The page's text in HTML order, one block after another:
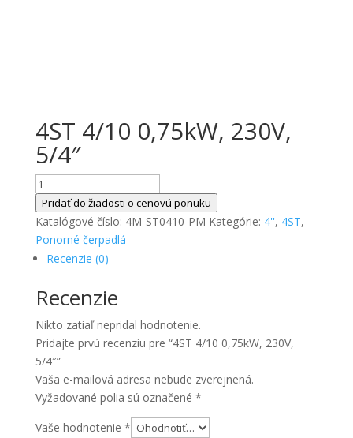
4ST 4/10 0,75kW, 230V,
5/4″
množstvo
4ST
4/10
0,75kW,
230V,
Pridať do žiadosti o cenovú ponuku
Katalógové číslo: 4M-ST0410-PM Kategórie: 4'', 4ST,
Ponorné čerpadlá
Recenzie (0)
Recenzie
Nikto zatiaľ nepridal hodnotenie.
Pridajte prvú recenziu pre “4ST 4/10 0,75kW, 230V,
5/4″”
Vaša e-mailová adresa nebude zverejnená.
Vyžadované polia sú označené *
Vaše hodnotenie *